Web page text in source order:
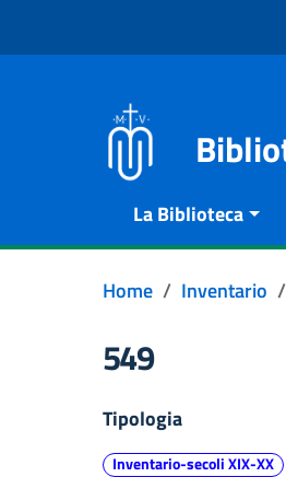
La Biblioteca
Home Inventario
549
Tipologia
Inventario-secoli XIX-XX